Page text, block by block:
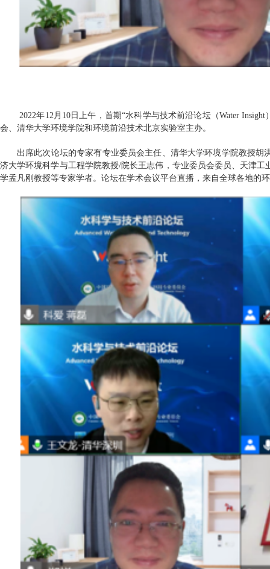
2022年12 月 10日上午，首期“水科学与技术前沿论坛（Water Insight
会、清华大学环境学院和环境前沿技术北京实验室主办。
出席此次论坛的专家有专业委员会主任、清华大学环境学院教授胡
济大学环境科学与工程学院教授/院长王志伟，专业委员会委员、天津
学孟凡刚教授等专家学者。论坛在学术会议平台直播，来自全球各地的